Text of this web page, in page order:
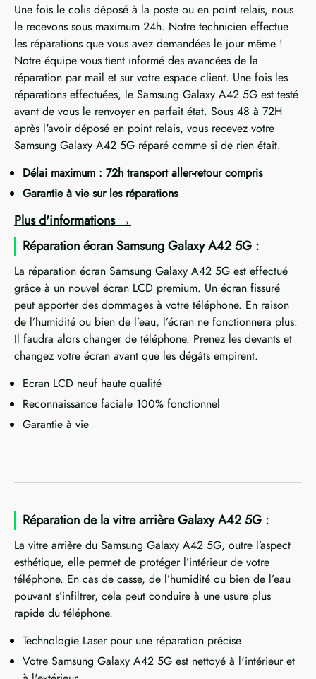
Une fois le colis déposé à la poste ou en point relais, nous
le recevons sous maximum 24h. Notre technicien effectue
les réparations que vous avez demandées le jour même !
Notre équipe vous tient informé des avancées de la
réparation par mail et sur votre espace client. Une fois les
réparations effectuées, le Samsung Galaxy A42 5G est testé
avant de vous le renvoyer en parfait état. Sous 48 à 72H
après l'avoir déposé en point relais, vous recevez votre
Samsung Galaxy A42 5G réparé comme si de rien était.
Délai maximum : 72h transport aller-retour compris
Garantie à vie sur les réparations
Plus d'informations
Réparation écran Samsung Galaxy A42 5G :
La réparation écran Samsung Galaxy A42 5G est effectué
grâce à un nouvel écran LCD premium. Un écran fissuré
peut apporter des dommages à votre téléphone. En raison
de l’humidité ou bien de l’eau, l’écran ne fonctionnera plus.
Il faudra alors changer de téléphone. Prenez les devants et
changez votre écran avant que les dégâts empirent.
Ecran LCD neuf haute qualité
Reconnaissance faciale 100% fonctionnel
Garantie à vie
Réparation de la vitre arrière Galaxy A42 5G :
La vitre arrière du Samsung Galaxy A42 5G, outre l’aspect
esthétique, elle permet de protéger l’intérieur de votre
téléphone. En cas de casse, de l’humidité ou bien de l’eau
pouvant s’infiltrer, cela peut conduire à une usure plus
rapide du téléphone.
Technologie Laser pour une réparation précise
Votre Samsung Galaxy A42 5G est nettoyé à l'intérieur et